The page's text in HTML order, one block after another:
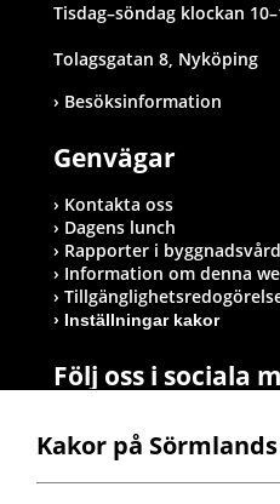
Tisdag–söndag klockan
Tolagsgatan 8, Nyköping
Besöksinformation
Genvägar
Kontakta oss
Dagens lunch
Rapporter i
Information om denna
Inställningar kakor
Följ oss i sociala
Postadress
Kakor på